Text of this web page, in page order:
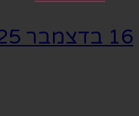
16 בדצמבר 2025